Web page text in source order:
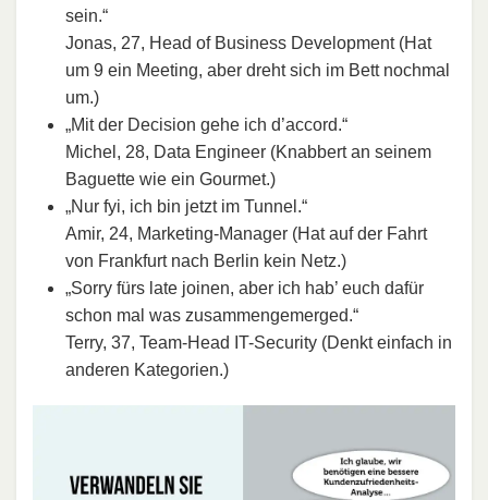
sein.“
Jonas, 27, Head of Business Development (Hat
um 9 ein Meeting, aber dreht sich im Bett nochmal
um.)
„Mit der Decision gehe ich d’accord.“
Michel, 28, Data Engineer (Knabbert an seinem
Baguette wie ein Gourmet.)
„Nur fyi, ich bin jetzt im Tunnel.“
Amir, 24, Marketing-Manager (Hat auf der Fahrt
von Frankfurt nach Berlin kein Netz.)
„Sorry fürs late joinen, aber ich hab’ euch dafür
schon mal was zusammengemerged.“
Terry, 37, Team-Head IT-Security (Denkt einfach in
anderen Kategorien.)